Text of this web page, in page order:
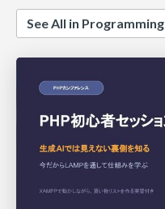
See All in Programming